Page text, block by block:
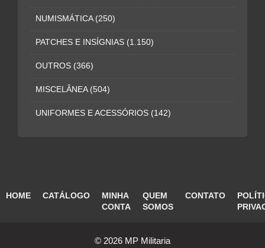
NUMISMÁTICA (250)
PATCHES E INSÍGNIAS (1.150)
OUTROS (366)
MISCELÂNEA (504)
UNIFORMES E ACESSÓRIOS (142)
HOME CATÁLOGO
MINHA
CONTA
QUEM
SOMOS
CONTATO
© 2026 MP Militaria